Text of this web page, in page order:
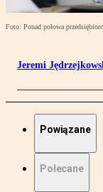
Foto: Ponad połowa
Jeremi
Powiązane
Polecane